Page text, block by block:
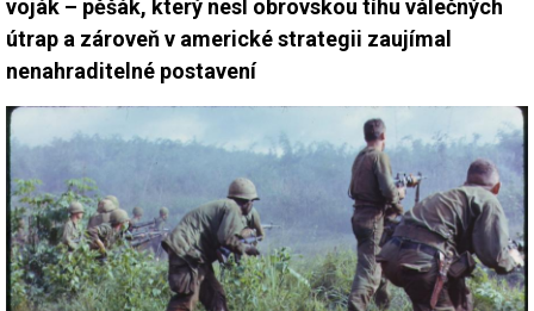
voják – pěšák, který nesl obrovskou tíhu válečných
útrap a zároveň v americké strategii zaujímal
nenahraditelné postavení